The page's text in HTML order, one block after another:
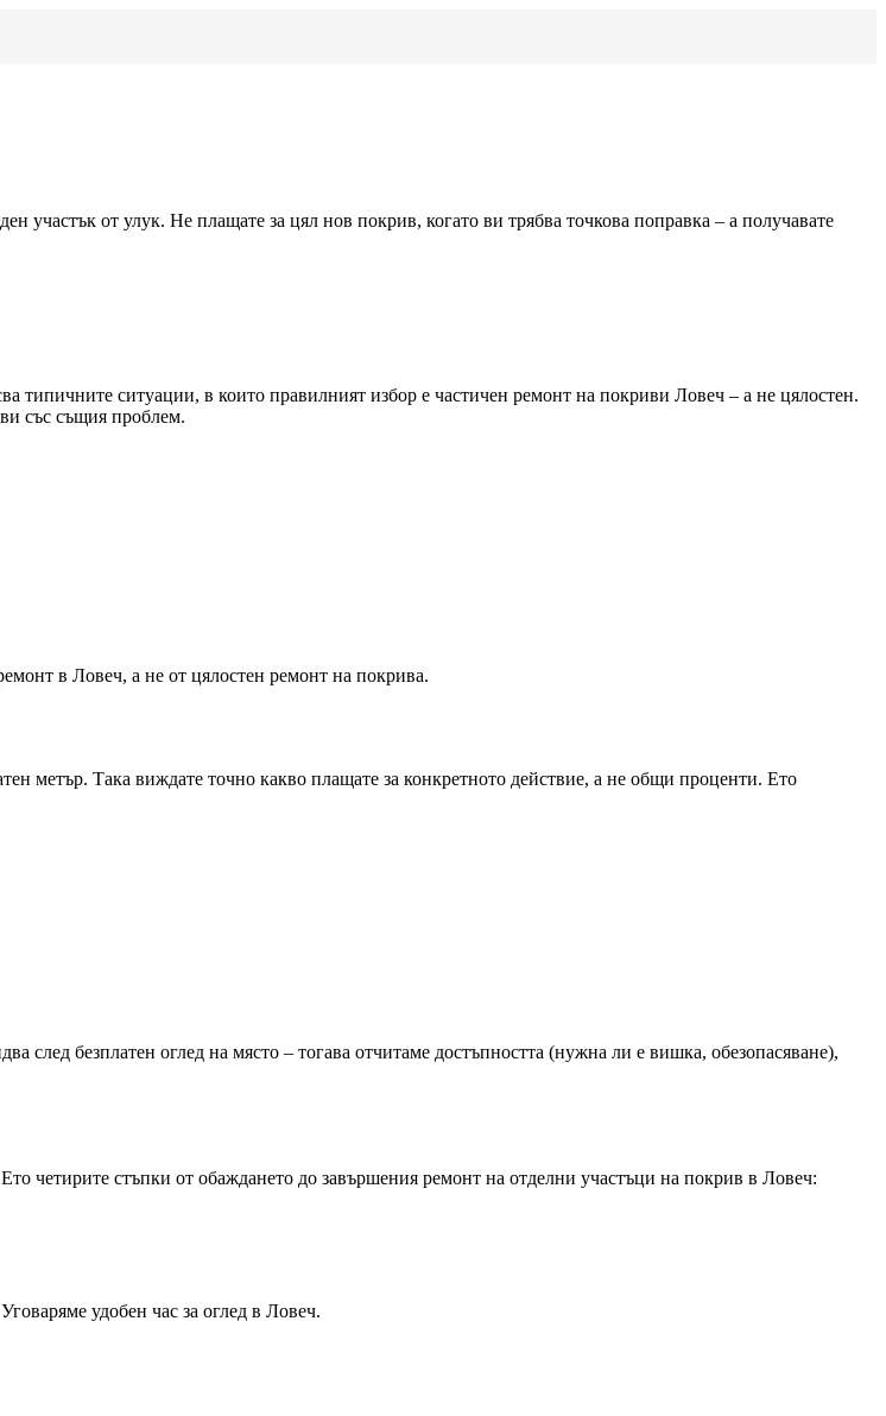
участък от улук. Не плащате за цял нов покрив, когато ви трябва точкова поправка – а получавате
типичните ситуации, в които правилният избор е частичен ремонт на покриви Ловеч – а не цялостен.
със същия проблем.
в Ловеч, а не от цялостен ремонт на покрива.
метър. Така виждате точно какво плащате за конкретното действие, а не общи проценти. Ето
след безплатен оглед на място – тогава отчитаме достъпността (нужна ли е вишка, обезопасяване),
четирите стъпки от обаждането до завършения ремонт на отделни участъци на покрив в Ловеч:
удобен час за оглед в Ловеч.